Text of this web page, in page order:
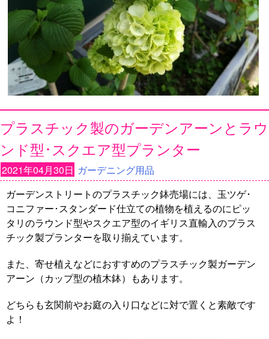
プラスチック製のガーデンアーンとラウ
ンド型･スクエア型プランター
2021年04月30日 ガーデニング用品
ガーデンストリートのプラスチック鉢売場には、玉ツゲ･
コニファー･スタンダード仕立ての植物を植えるのにピッ
タリのラウンド型やスクエア型のイギリス直輸入のプラス
チック製プランターを取り揃えています。
また、寄せ植えなどにおすすめのプラスチック製ガーデン
アーン（カップ型の植木鉢）もあります。
どちらも玄関前やお庭の入り口などに対で置くと素敵です
よ！